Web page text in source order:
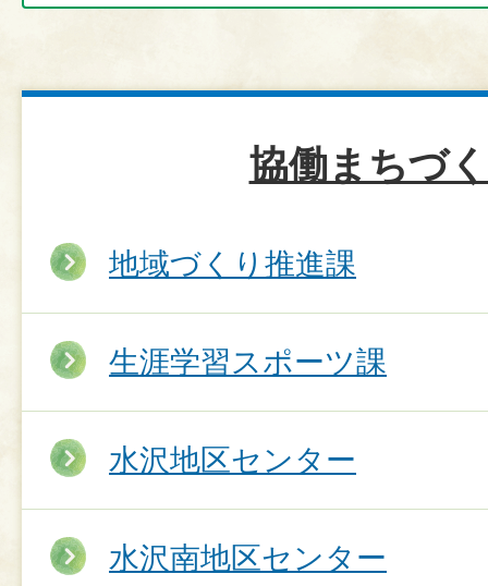
協働まちづ
地域づくり推進課
生涯学習スポーツ課
水沢地区センター
水沢南地区センター